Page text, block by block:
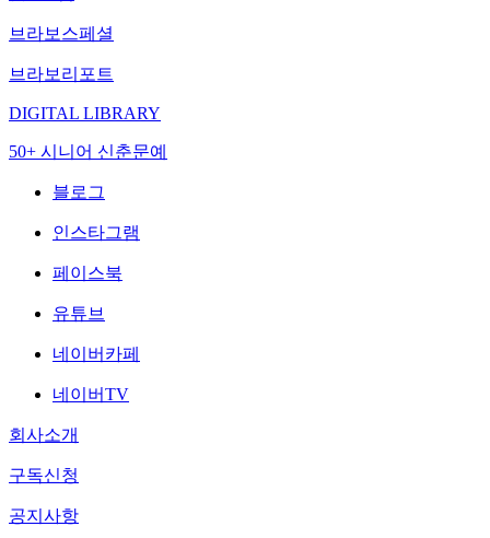
브라보스페셜
브라보리포트
DIGITAL LIBRARY
50+ 시니어 신춘문예
블로그
인스타그램
페이스북
유튜브
네이버카페
네이버TV
회사소개
구독신청
공지사항